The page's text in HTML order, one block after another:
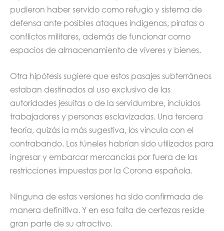
pudieron haber servido como refugio y sistema de
defensa ante posibles ataques indígenas, piratas o
conflictos militares, además de funcionar como
espacios de almacenamiento de víveres y bienes.
Otra hipótesis sugiere que estos pasajes subterráneos
estaban destinados al uso exclusivo de las
autoridades jesuitas o de la servidumbre, incluidos
trabajadores y personas esclavizadas. Una tercera
teoría, quizás la más sugestiva, los vincula con el
contrabando. Los túneles habrían sido utilizados para
ingresar y embarcar mercancías por fuera de las
restricciones impuestas por la Corona española.
Ninguna de estas versiones ha sido confirmada de
manera definitiva. Y en esa falta de certezas reside
gran parte de su atractivo.